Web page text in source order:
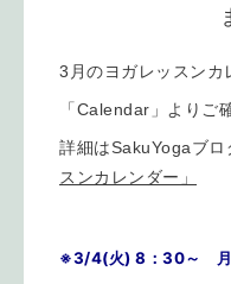
3月のヨガレッスンカ
「Calendar」よりご
詳細はSakuYogaブ
スンカレンダー」
※3/4(火) 8：30～ 月